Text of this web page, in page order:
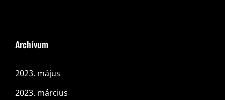
Archívum
2023. május
2023. március